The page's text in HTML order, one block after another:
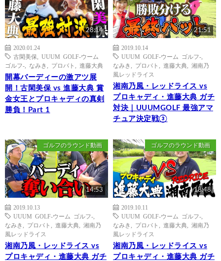
28:14
2020.01.24
古閑美保
UUUM GOLF-ウーム
ゴルフ-
なみき プロバト 進藤大典
開幕バーディーの激アツ展
開！古閑美保 vs 進藤大典 賞
金女王とプロキャディの真剣
勝負！Part 1
21:51
2019.10.14
UUUM GOLF-ウーム ゴルフ-
なみき
プロバト 進藤大典
湘南乃
風レッドライス
湘南乃風・レッドライス vs
プロキャディ・進藤大典 ガチ
対決｜UUUMGOLF 最強アマ
チュア決定戦③
ゴルフのラウンド動画
14:53
2019.10.13
UUUM GOLF-ウーム ゴルフ-
なみき
プロバト 進藤大典
湘南乃
風レッドライス
湘南乃風・レッドライス vs
プロキャディ・進藤大典 ガチ
ゴルフのラウンド動画
18:48
2019.10.11
UUUM GOLF-ウーム ゴルフ-
なみき
プロバト 進藤大典
湘南乃
風レッドライス
湘南乃風・レッドライス vs
プロキャディ・進藤大典 ガチ